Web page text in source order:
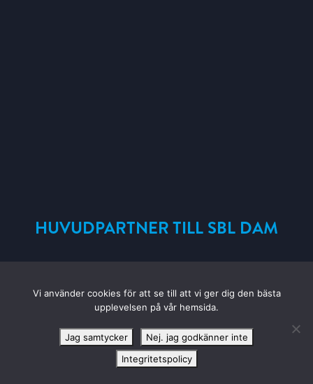
HUVUDPARTNER TILL SBL DAM
KONTAKTA LULEÅ BASKET
Vi använder cookies för att se till att vi ger dig den bästa
upplevelsen på vår hemsida.
Jag samtycker
Nej. jag godkänner inte
Integritetspolicy